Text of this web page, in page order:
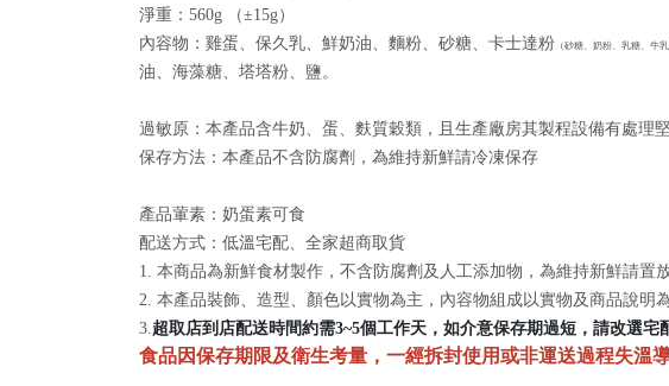
淨重：560g （±15g）
內容物：雞蛋、保久乳、鮮奶油、麵粉、砂糖、卡士達粉 （砂糖、奶粉、乳糖、牛
油、海藻糖、塔塔粉、鹽。
過敏原：本產品含牛奶、蛋、麩質穀類，且生產廠房其製程設備有處理
保存方法：本產品不含防腐劑，為維持新鮮請冷凍保存
產品葷素：奶蛋素可食
配送方式：低溫宅配、全家超商取貨
1. 本商品為新鮮食材製作，不含防腐劑及人工添加物，為維持新鮮請置
2. 本產品裝飾、造型、顏色以實物為主，內容物組成以實物及商品說明
3.超取店到店配送時間約需3~5個工作天，如介意保存期過短，請改選宅
食品因保存期限及衛生考量，一經拆封使用或非運送過程失溫